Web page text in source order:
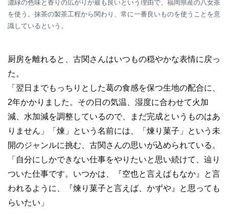
濃緑の色味と香りの広がりが最も良いという理由で、福岡県産の八女茶
を使う。抹茶の製茶工程から関わり、常に一番良いものを使うことを意
識しているという。
厨房を離れると、古関さんはいつもの穏やかな表情に戻っ
た。
「翌日までもっちりとした葛の食感を保つ生地の配合に、
2年かかりました。その日の気温、湿度に合わせて火加
減、水加減を調整しているので、まだ完成というものはあ
りません」「煉」という名前には、「煉り菓子」という未
開のジャンルに挑む、古関さんの思いが込められている。
「自分にしかできない仕事をやりたいと思い続けて、辿り
ついた仕事です。いつかは、『空也と言えばもなか』と言
われるように、『煉り菓子と言えば、かずや』と思っても
らいたい」